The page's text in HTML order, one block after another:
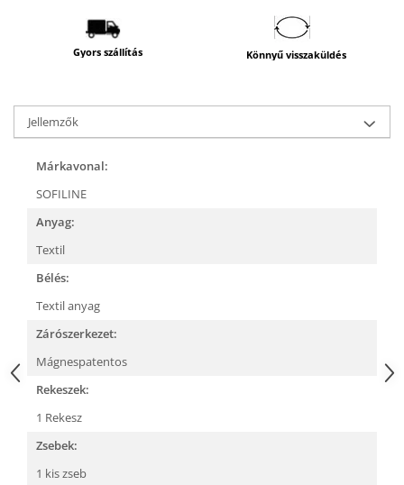
Gyors szállítás Könnyű visszaküldés
Jellemzők
Márkavonal:
SOFILINE
Anyag:
Textil
Bélés:
Textil anyag
Zárószerkezet:
Mágnespatentos
Rekeszek:
1 Rekesz
Zsebek:
1 kis zseb